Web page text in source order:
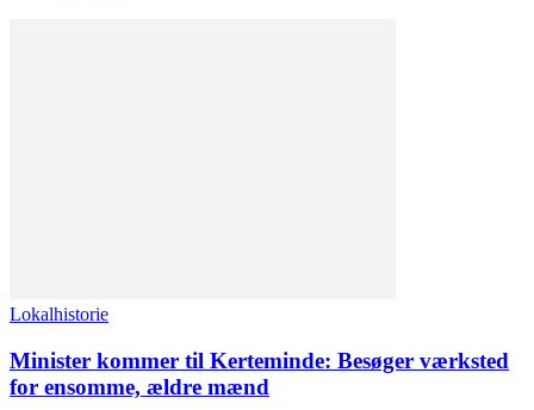
Lokalhistorie
Minister kommer til Kerteminde: Besøger værksted
for ensomme, ældre mænd